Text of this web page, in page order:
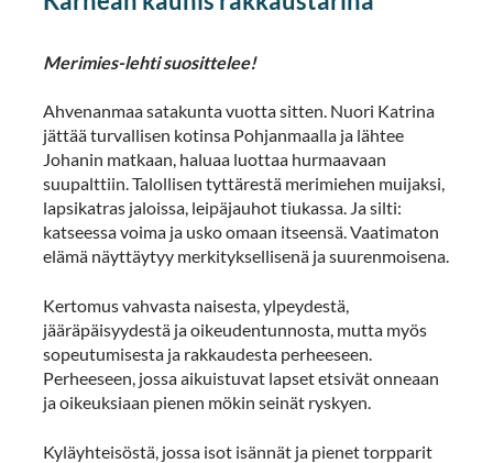
Merimies-lehti suosittelee!
Ahvenanmaa satakunta vuotta sitten. Nuori Katrina
jättää turvallisen kotinsa Pohjanmaalla ja lähtee
Johanin matkaan, haluaa luottaa hurmaavaan
suupalttiin. Talollisen tyttärestä merimiehen muijaksi,
lapsikatras jaloissa, leipäjauhot tiukassa. Ja silti:
katseessa voima ja usko omaan itseensä. Vaatimaton
elämä näyttäytyy merkityksellisenä ja suurenmoisena.
Kertomus vahvasta naisesta, ylpeydestä,
jääräpäisyydestä ja oikeudentunnosta, mutta myös
sopeutumisesta ja rakkaudesta perheeseen.
Perheeseen, jossa aikuistuvat lapset etsivät onneaan
ja oikeuksiaan pienen mökin seinät ryskyen.
Kyläyhteisöstä, jossa isot isännät ja pienet torpparit